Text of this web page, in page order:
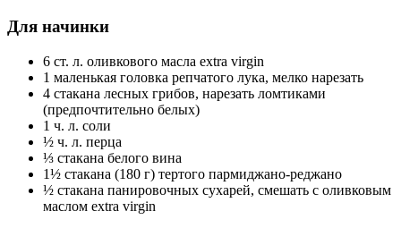
Для начинки
6 ст. л. оливкового масла extra virgin
1 маленькая головка репчатого лука, мелко нарезать
4 стакана лесных грибов, нарезать ломтиками
(предпочтительно белых)
1 ч. л. соли
½ ч. л. перца
⅓ стакана белого вина
1½ стакана (180 г) тертого пармиджано-реджано
½ стакана панировочных сухарей, смешать с оливковым
маслом extra virgin